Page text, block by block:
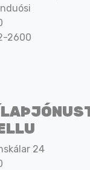
2600
24